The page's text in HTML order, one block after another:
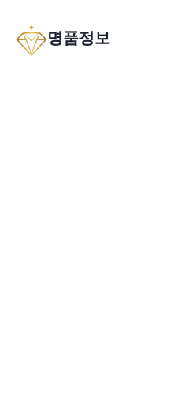
content명품정보